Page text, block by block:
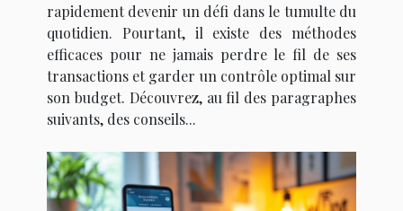
rapidement devenir un défi dans le tumulte du
quotidien. Pourtant, il existe des méthodes
efficaces pour ne jamais perdre le fil de ses
transactions et garder un contrôle optimal sur
son budget. Découvrez, au fil des paragraphes
suivants, des conseils...